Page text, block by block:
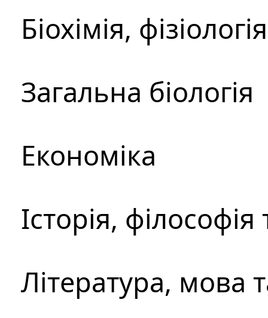
Біохімія,
Загальна біологія
Економіка
Історія,
Література, мова